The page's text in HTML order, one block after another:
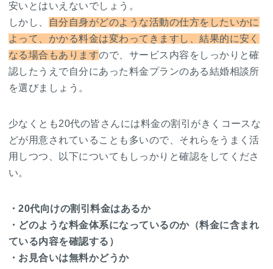
安いとはいえないでしょう。
しかし、
自分自身がどのような活動の仕方をしたいかに
よって、かかる料金は変わってきますし、結果的に安く
なる場合もありますので、サービス内容をしっかりと確
認したうえで自分にあった料金プランのある結婚相談所
を選びましょう。
少なくとも20代の皆さんには料金の割引がきくコースな
どが用意されていることも多いので、それらをうまく活
用しつつ、以下についてもしっかりと確認をしてくださ
い。
・20代向けの割引料金はあるか
・どのような料金体系になっているのか（料金に含まれ
ている内容を確認する）
・お見合いは無料かどうか